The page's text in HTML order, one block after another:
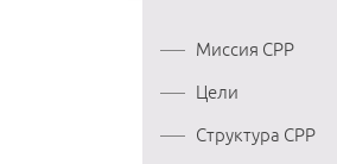
Миссия СРР
Цели
Структура СРР